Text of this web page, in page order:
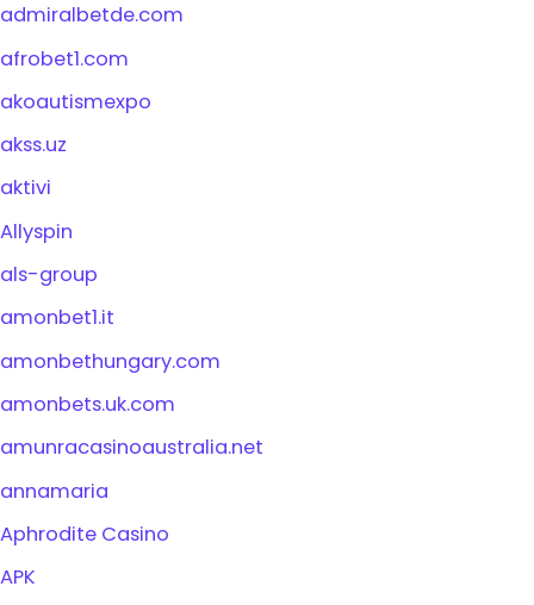
admiralbetde.com
afrobet1.com
akoautismexpo
akss.uz
aktivi
Allyspin
als-group
amonbet1.it
amonbethungary.com
amonbets.uk.com
amunracasinoaustralia.net
annamaria
Aphrodite Casino
APK